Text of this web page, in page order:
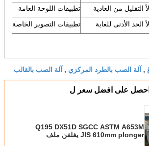
التقليل من العادية
تطبيقات اللوحة العامة
الحد الأدنى للغاية تطبيقات التصوير الخاصة
, آلة الصب بالطرد المركزي , آلة الصب بالقالب
احصل على افضل سعر ل
Q195 DX51D SGCC ASTM A653M
JIS 610mm plonger يغلفن ملف